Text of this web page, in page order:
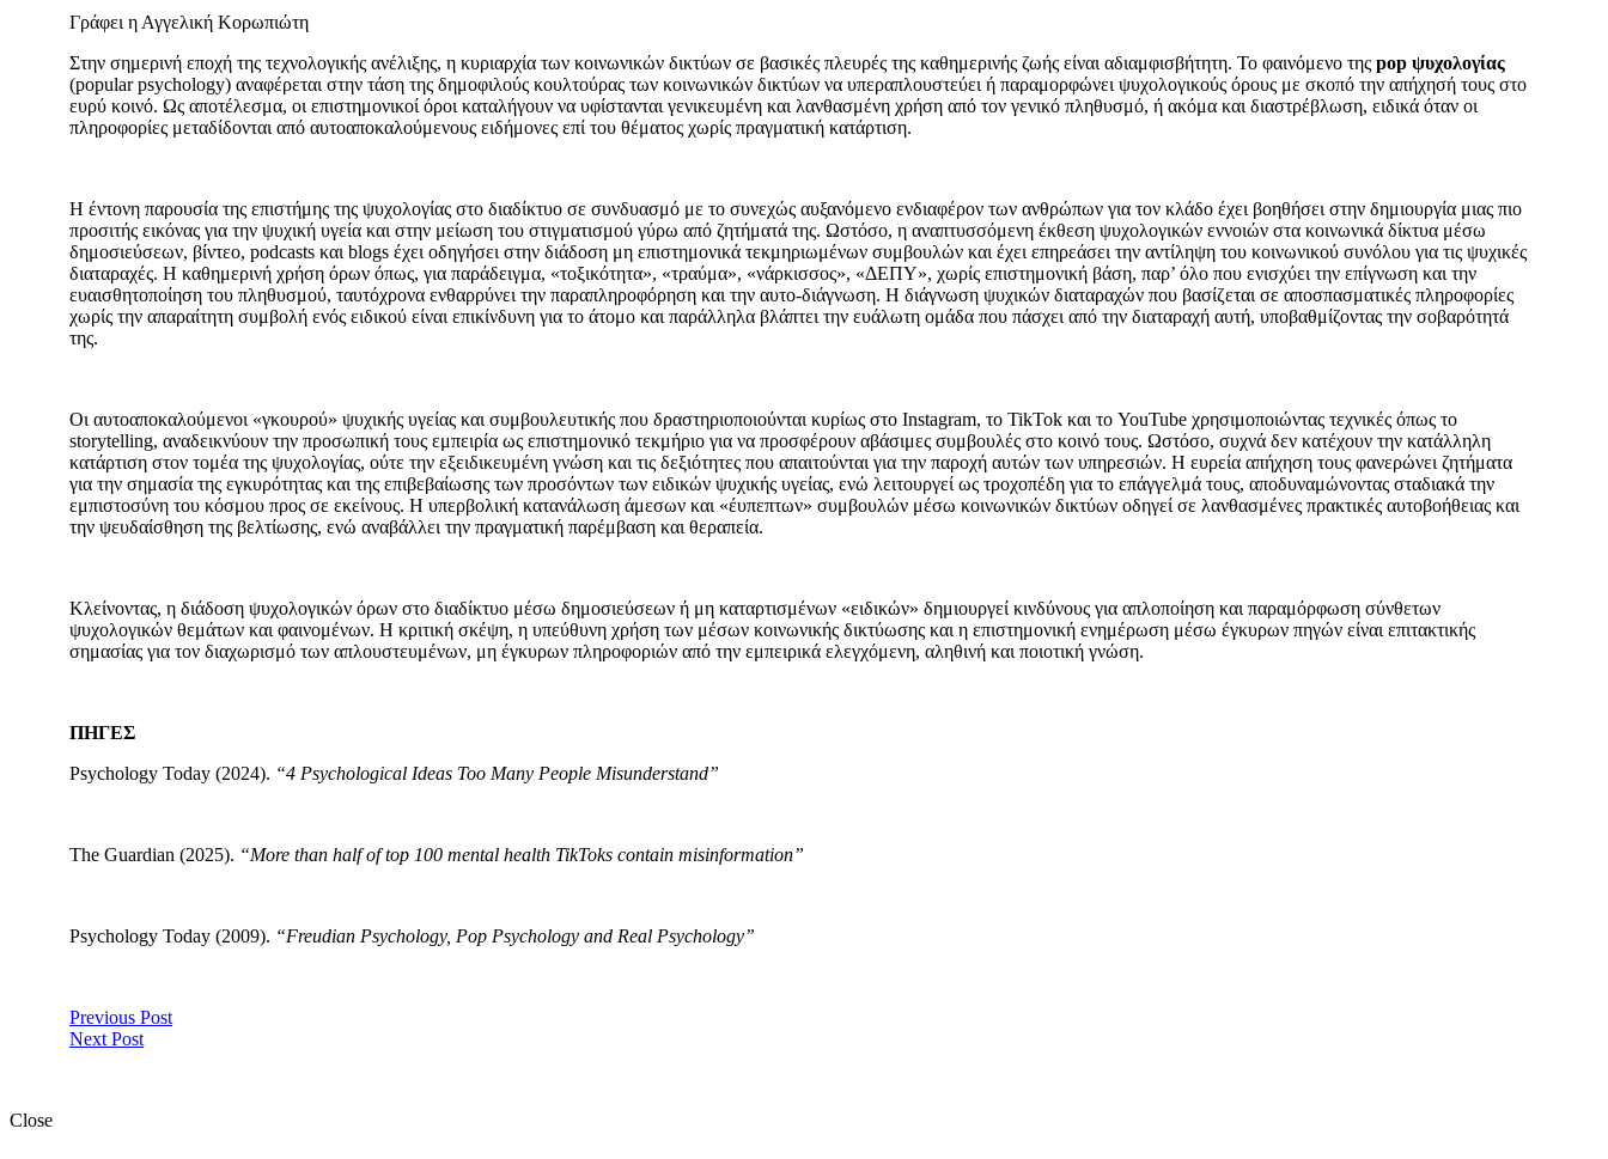
Γράφει η Αγγελική Κορωπιώτη
Στην σημερινή εποχή της τεχνολογικής ανέλιξης, η κυριαρχία των κοινωνικών δικτύων σε βασικές πλευρές της καθημερινής ζωής είναι αδιαμφισβήτητη. Το φαινόμενο της pop ψυχολογίας
(popular psychology) αναφέρεται στην τάση της δημοφιλούς κουλτούρας των κοινωνικών δικτύων να υπεραπλουστεύει ή παραμορφώνει ψυχολογικούς όρους με σκοπό την απήχησή τους στο
ευρύ κοινό. Ως αποτέλεσμα, οι επιστημονικοί όροι καταλήγουν να υφίστανται γενικευμένη και λανθασμένη χρήση από τον γενικό πληθυσμό, ή ακόμα και διαστρέβλωση, ειδικά όταν οι
πληροφορίες μεταδίδονται από αυτοαποκαλούμενους ειδήμονες επί του θέματος χωρίς πραγματική κατάρτιση.
Η έντονη παρουσία της επιστήμης της ψυχολογίας στο διαδίκτυο σε συνδυασμό με το συνεχώς αυξανόμενο ενδιαφέρον των ανθρώπων για τον κλάδο έχει βοηθήσει στην δημιουργία μιας πιο
προσιτής εικόνας για την ψυχική υγεία και στην μείωση του στιγματισμού γύρω από ζητήματά της. Ωστόσο, η αναπτυσσόμενη έκθεση ψυχολογικών εννοιών στα κοινωνικά δίκτυα μέσω
δημοσιεύσεων, βίντεο, podcasts και blogs έχει οδηγήσει στην διάδοση μη επιστημονικά τεκμηριωμένων συμβουλών και έχει επηρεάσει την αντίληψη του κοινωνικού συνόλου για τις ψυχικές
διαταραχές. Η καθημερινή χρήση όρων όπως, για παράδειγμα, «τοξικότητα», «τραύμα», «νάρκισσος», «ΔΕΠΥ», χωρίς επιστημονική βάση, παρ’ όλο που ενισχύει την επίγνωση και την
ευαισθητοποίηση του πληθυσμού, ταυτόχρονα ενθαρρύνει την παραπληροφόρηση και την αυτο-διάγνωση. Η διάγνωση ψυχικών διαταραχών που βασίζεται σε αποσπασματικές πληροφορίες
χωρίς την απαραίτητη συμβολή ενός ειδικού είναι επικίνδυνη για το άτομο και παράλληλα βλάπτει την ευάλωτη ομάδα που πάσχει από την διαταραχή αυτή, υποβαθμίζοντας την σοβαρότητά
της.
Οι αυτοαποκαλούμενοι «γκουρού» ψυχικής υγείας και συμβουλευτικής που δραστηριοποιούνται κυρίως στο Instagram, το TikTok και το YouTube χρησιμοποιώντας τεχνικές όπως το
storytelling, αναδεικνύουν την προσωπική τους εμπειρία ως επιστημονικό τεκμήριο για να προσφέρουν αβάσιμες συμβουλές στο κοινό τους. Ωστόσο, συχνά δεν κατέχουν την κατάλληλη
κατάρτιση στον τομέα της ψυχολογίας, ούτε την εξειδικευμένη γνώση και τις δεξιότητες που απαιτούνται για την παροχή αυτών των υπηρεσιών. Η ευρεία απήχηση τους φανερώνει ζητήματα
για την σημασία της εγκυρότητας και της επιβεβαίωσης των προσόντων των ειδικών ψυχικής υγείας, ενώ λειτουργεί ως τροχοπέδη για το επάγγελμά τους, αποδυναμώνοντας σταδιακά την
εμπιστοσύνη του κόσμου προς σε εκείνους. Η υπερβολική κατανάλωση άμεσων και «έυπεπτων» συμβουλών μέσω κοινωνικών δικτύων οδηγεί σε λανθασμένες πρακτικές αυτοβοήθειας και
την ψευδαίσθηση της βελτίωσης, ενώ αναβάλλει την πραγματική παρέμβαση και θεραπεία.
Κλείνοντας, η διάδοση ψυχολογικών όρων στο διαδίκτυο μέσω δημοσιεύσεων ή μη καταρτισμένων «ειδικών» δημιουργεί κινδύνους για απλοποίηση και παραμόρφωση σύνθετων
ψυχολογικών θεμάτων και φαινομένων. Η κριτική σκέψη, η υπεύθυνη χρήση των μέσων κοινωνικής δικτύωσης και η επιστημονική ενημέρωση μέσω έγκυρων πηγών είναι επιτακτικής
σημασίας για τον διαχωρισμό των απλουστευμένων, μη έγκυρων πληροφοριών από την εμπειρικά ελεγχόμενη, αληθινή και ποιοτική γνώση.
ΠΗΓΕΣ
Psychology Today (2024). “4 Psychological Ideas Too Many People Misunderstand”
The Guardian (2025). “More than half of top 100 mental health TikToks contain misinformation”
Psychology Today (2009). “Freudian Psychology, Pop Psychology and Real Psychology”
Previous Post
Next Post
Close